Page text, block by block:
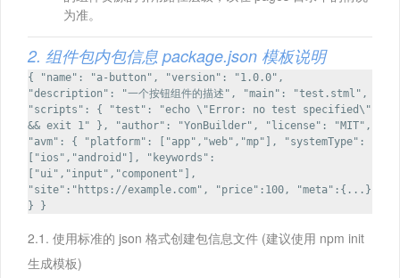
为准。
2. 组件包内包信息 package.json 模板说明
{ "name": "a-button", "version": "1.0.0",
"description": "一个按钮组件的描述", "main": "test.stml",
"scripts": { "test": "echo \"Error: no test specified\"
&& exit 1" }, "author": "YonBuilder", "license": "MIT",
"avm": { "platform": ["app","web","mp"], "systemType":
["ios","android"], "keywords":
["ui","input","component"],
"site":"https://example.com", "price":100, "meta":{...}
} }
2.1. 使用标准的 json 格式创建包信息文件 (建议使用 npm init
生成模板)